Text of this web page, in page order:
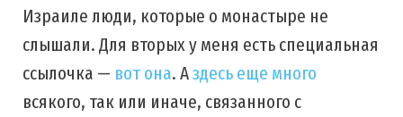
Израиле люди, которые о монастыре не
слышали. Для вторых у меня есть специальная
ссылочка — вот она. Аздесь еще много
всякого, так или иначе, связанного с